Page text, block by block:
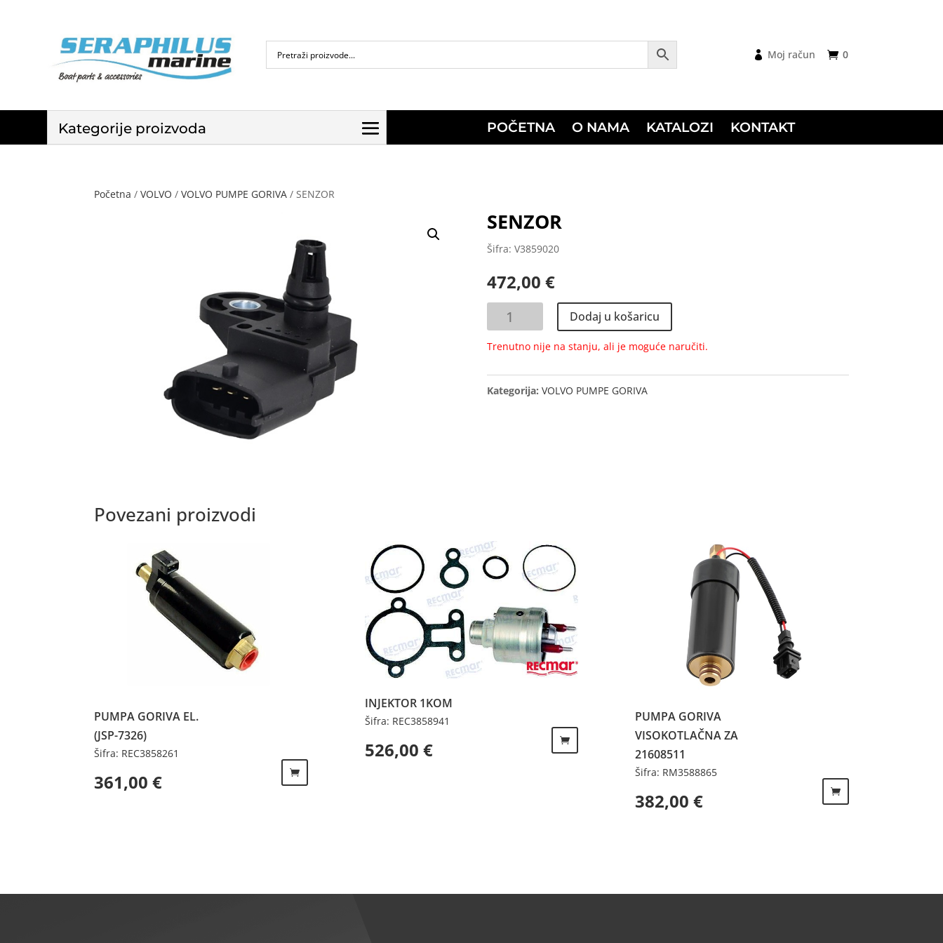
0
Moj račun
Kategorije proizvoda POČETNA O NAMA KATALOZI KONTAKT
Početna /VOLVO /VOLVO PUMPE GORIVA / SENZOR
SENZOR
Šifra: V3859020
472,00 €
SENZOR
količina
Dodaj u košaricu
Trenutno nije na stanju, ali je moguće naručiti.
Kategorija: VOLVO PUMPE GORIVA
Povezani proizvodi
PUMPA GORIVA EL.
(JSP-7326)
Šifra: REC3858261
361,00€
INJEKTOR 1KOM
Šifra: REC3858941
526,00 €
PUMPA GORIVA
VISOKOTLAČNA ZA
21608511
Šifra: RM3588865
382,00 €